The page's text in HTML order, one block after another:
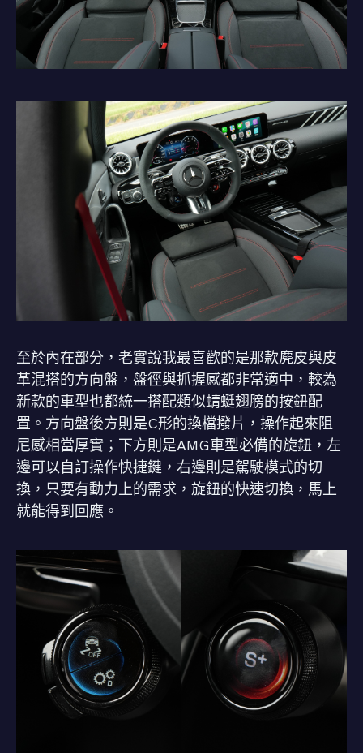
至於內在部分，老實說我最喜歡的是那款麂皮與皮
革混搭的方向盤，盤徑與抓握感都非常適中，較為
新款的車型也都統一搭配類似蜻蜓翅膀的按鈕配
置。方向盤後方則是C形的換檔撥片，操作起來阻
尼感相當厚實；下方則是AMG車型必備的旋鈕，左
邊可以自訂操作快捷鍵，右邊則是駕駛模式的切
換，只要有動力上的需求，旋鈕的快速切換，馬上
就能得到回應。